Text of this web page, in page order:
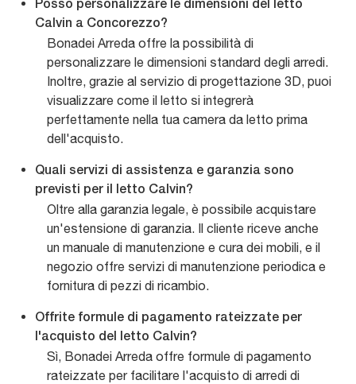
Posso personalizzare le dimensioni del letto
Calvin a Concorezzo?
Bonadei Arreda offre la possibilità di
personalizzare le dimensioni standard degli arredi.
Inoltre, grazie al servizio di progettazione 3D, puoi
visualizzare come il letto si integrerà
perfettamente nella tua camera da letto prima
dell'acquisto.
Quali servizi di assistenza e garanzia sono
previsti per il letto Calvin?
Oltre alla garanzia legale, è possibile acquistare
un'estensione di garanzia. Il cliente riceve anche
un manuale di manutenzione e cura dei mobili, e il
negozio offre servizi di manutenzione periodica e
fornitura di pezzi di ricambio.
Offrite formule di pagamento rateizzate per
l'acquisto del letto Calvin?
Sì, Bonadei Arreda offre formule di pagamento
rateizzate per facilitare l'acquisto di arredi di